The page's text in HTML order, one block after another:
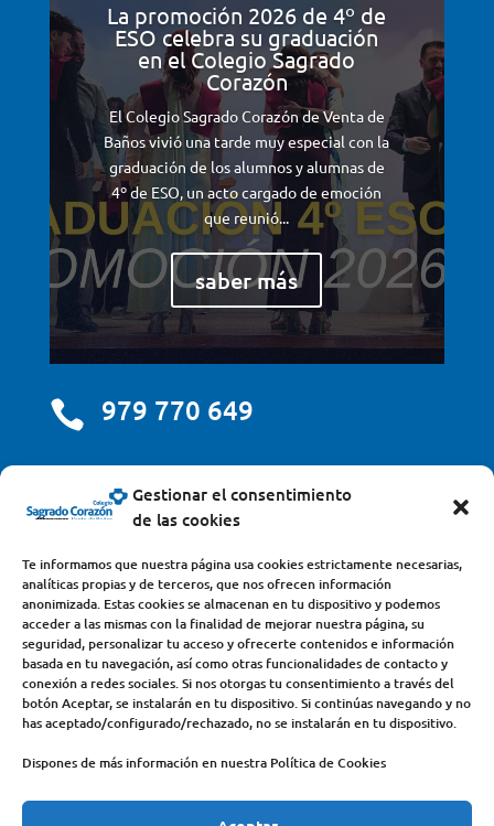
Gestionar el consentimiento
de las cookies
Te informamos que nuestra página usa cookies estrictamente necesarias,
analíticas propias y de terceros, que nos ofrecen información
anonimizada. Estas cookies se almacenan en tu dispositivo y podemos
acceder a las mismas con la finalidad de mejorar nuestra página, su
seguridad, personalizar tu acceso y ofrecerte contenidos e información
basada en tu navegación, así como otras funcionalidades de contacto y
conexión a redes sociales. Si nos otorgas tu consentimiento a través del
botón Aceptar, se instalarán en tu dispositivo. Si continúas navegando y no
has aceptado/configurado/rechazado, no se instalarán en tu dispositivo.
Dispones de más información en nuestra Política de Cookies
La promoción 2026 de 4º de
ESO celebra su graduación
en el Colegio Sagrado
Corazón
El Colegio Sagrado Corazón de Venta de
Baños vivió una tarde muy especial con la
graduación de los alumnos y alumnas de
4º de ESO, un acto cargado de emoción
que reunió...
saber más
 979 770 649
centro@scjdehon.com
Colegio y Seminario Sagrado Corazón
Avda. Castilla y León, s/n – 34200 – Venta de Baños
(Palencia) – Teléfono 979770649